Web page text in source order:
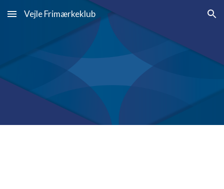
Skip to main content Skip to navigation
Vejle Frimærkeklub